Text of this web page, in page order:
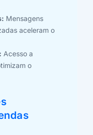
Mensagens
aceleram o
Acesso a
o